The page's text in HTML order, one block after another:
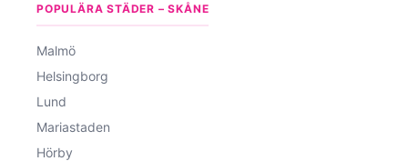
POPULÄRA STÄDER – SKÅNE
Malmö
Helsingborg
Lund
Mariastaden
Hörby